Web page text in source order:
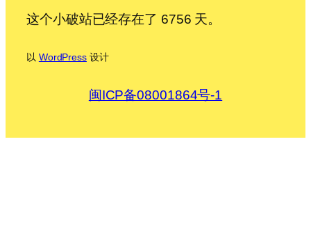
这个小破站已经存在了 6756 天。
以 WordPress设计
闽ICP备08001864号-1